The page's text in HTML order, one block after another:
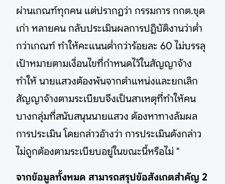
ผ่านเกณฑ์ทุกคน แต่ปรากฏว่า กรรมการ กกต.ชุด
เก่า หลายคน กลับประเมินผลการปฏิบัติงานว่าต่ำ
กว่าเกณฑ์ ทำให้คะแนนต่ำกว่าร้อยละ 60 ไม่บรรลุ
เป้าหมายตามเงื่อนไขที่กำหนดไว้ในสัญญาจ้าง
ทำให้ นายแสวงต้องพ้นจากตำแหน่งและยกเลิก
สัญญาจ้างตามระเบียบจึงเป็นสาเหตุที่ทำให้คน
บางกลุ่มที่สนับสนุนนายแสวง ต้องหาทางล้มผล
การประเมิน โดยกล่าวอ้างว่า การประเมินดังกล่าว
ไม่ถูกต้องตามระเบียบอยู่ในขณะนี้หรือไม่ "
จากข้อมูลทั้งหมด สามารถสรุปข้อสังเกตสำคัญ 2